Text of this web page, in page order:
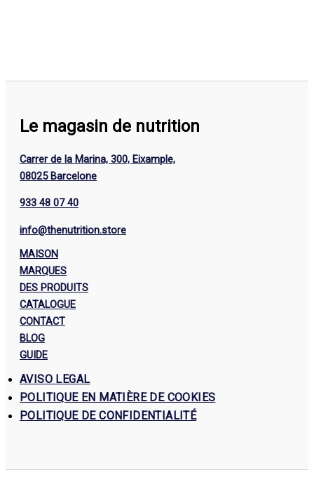
Le magasin de nutrition
Carrer de la Marina, 300, Eixample,
08025 Barcelone
933 48 07 40
info@thenutrition.store
MAISON
MARQUES
DES PRODUITS
CATALOGUE
CONTACT
BLOG
GUIDE
AVISO LEGAL
POLITIQUE EN MATIÈRE DE COOKIES
POLITIQUE DE CONFIDENTIALITÉ